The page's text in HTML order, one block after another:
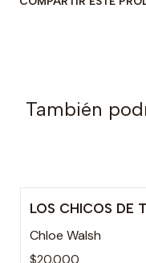
También
Agotado
LOS CHICOS DE
Chloe Walsh